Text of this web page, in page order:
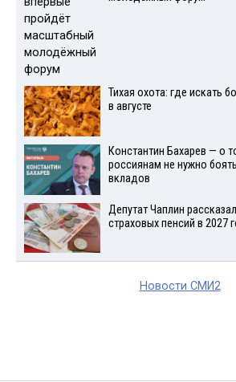
Тихая охота: где искать
в августе
Константин Бахарев — о
россиянам не нужно
вкладов
Депутат Чаплин
страховых пенсий в 2027
Новости СМИ2